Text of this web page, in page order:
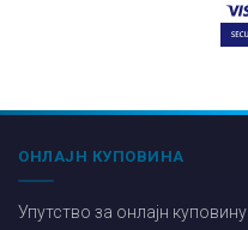
ОНЛАЈН КУПОВИНА
Упутство за онлајн куповину